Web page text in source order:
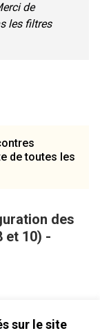
sur le site
de
les filtres
de toutes les
des
et 10) -